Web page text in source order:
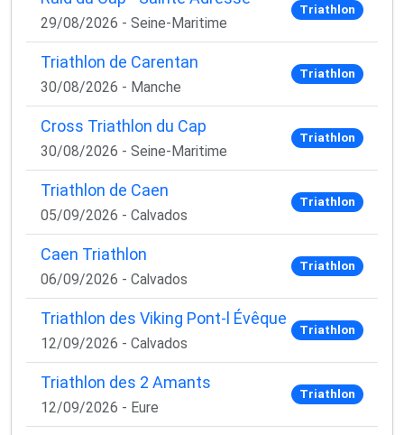
29/08/2026 - Seine-Maritime
Triathlon
Triathlon de Carentan
30/08/2026 - Manche
Triathlon
Cross Triathlon du Cap
30/08/2026 - Seine-Maritime
Triathlon
Triathlon de Caen
05/09/2026 - Calvados
Triathlon
Caen Triathlon
06/09/2026 - Calvados
Triathlon
Triathlon des Viking Pont-l Évêque
12/09/2026 - Calvados
Triathlon
Triathlon des 2 Amants
12/09/2026 - Eure
Triathlon